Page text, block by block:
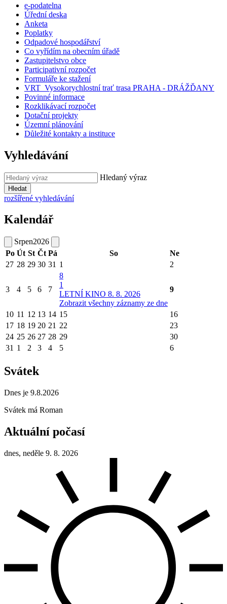
e-podatelna
Úřední deska
Anketa
Poplatky
Odpadové hospodářství
Co vyřídím na obecním úřadě
Zastupitelstvo obce
Participativní rozpočet
Formuláře ke stažení
VRT_Vysokorychlostní trať trasa PRAHA - DRÁŽĎANY
Povinné informace
Rozklikávací rozpočet
Dotační projekty
Územní plánování
Důležité kontakty a instituce
Vyhledávání
Hledaný výraz
Hledat
rozšířené vyhledávání
Kalendář
Srpen2026
Po Út St Čt Pá So
Ne
27 28 29 30 31 1 2
3 4 5 6 7
8
1
LETNÍ KINO 8. 8. 2026
Zobrazit všechny záznamy ze dne
9
10 11 12 13 14 15
16
17 18 19 20 21 22
23
24 25 26 27 28 29
30
31 1 2 3 4 5 6
Svátek
Dnes je 9.8.2026
Svátek má Roman
Aktuální počasí
dnes, neděle 9. 8. 2026